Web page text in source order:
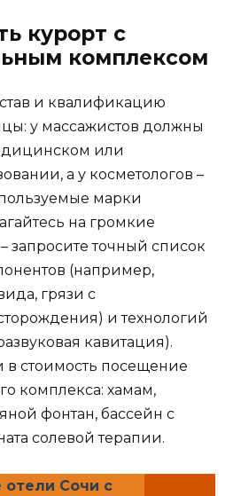
курорт с
комплексом
и квалификацию
у массажистов должны
или
а у косметологов –
марки
на громкие
запросите точный список
(например,
грязи с
и технологий
кавитация).
в стоимость посещение
комплекса: хамам,
фонтан, бассейн с
солевой терапии.
Сочи с